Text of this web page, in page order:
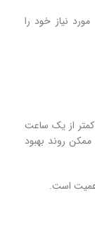
نیاز خود را
کمتر از یک ساعت
روند بهبود
اهمیت است.